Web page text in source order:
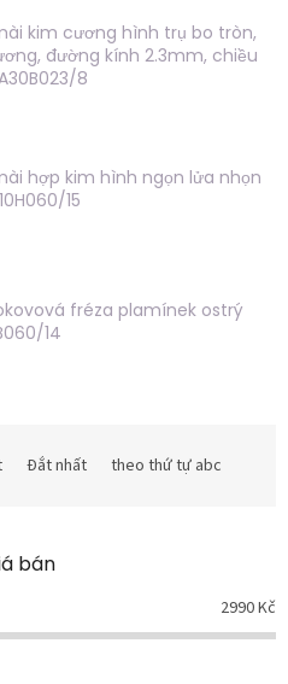
kim cương hình trụ bo tròn,
đường kính 2.3mm, chiều
8
hợp kim hình ngọn lửa nhọn
15
fréza plamínek ostrý
14
Đắt nhất theo thứ tự abc
bán
2990Kč